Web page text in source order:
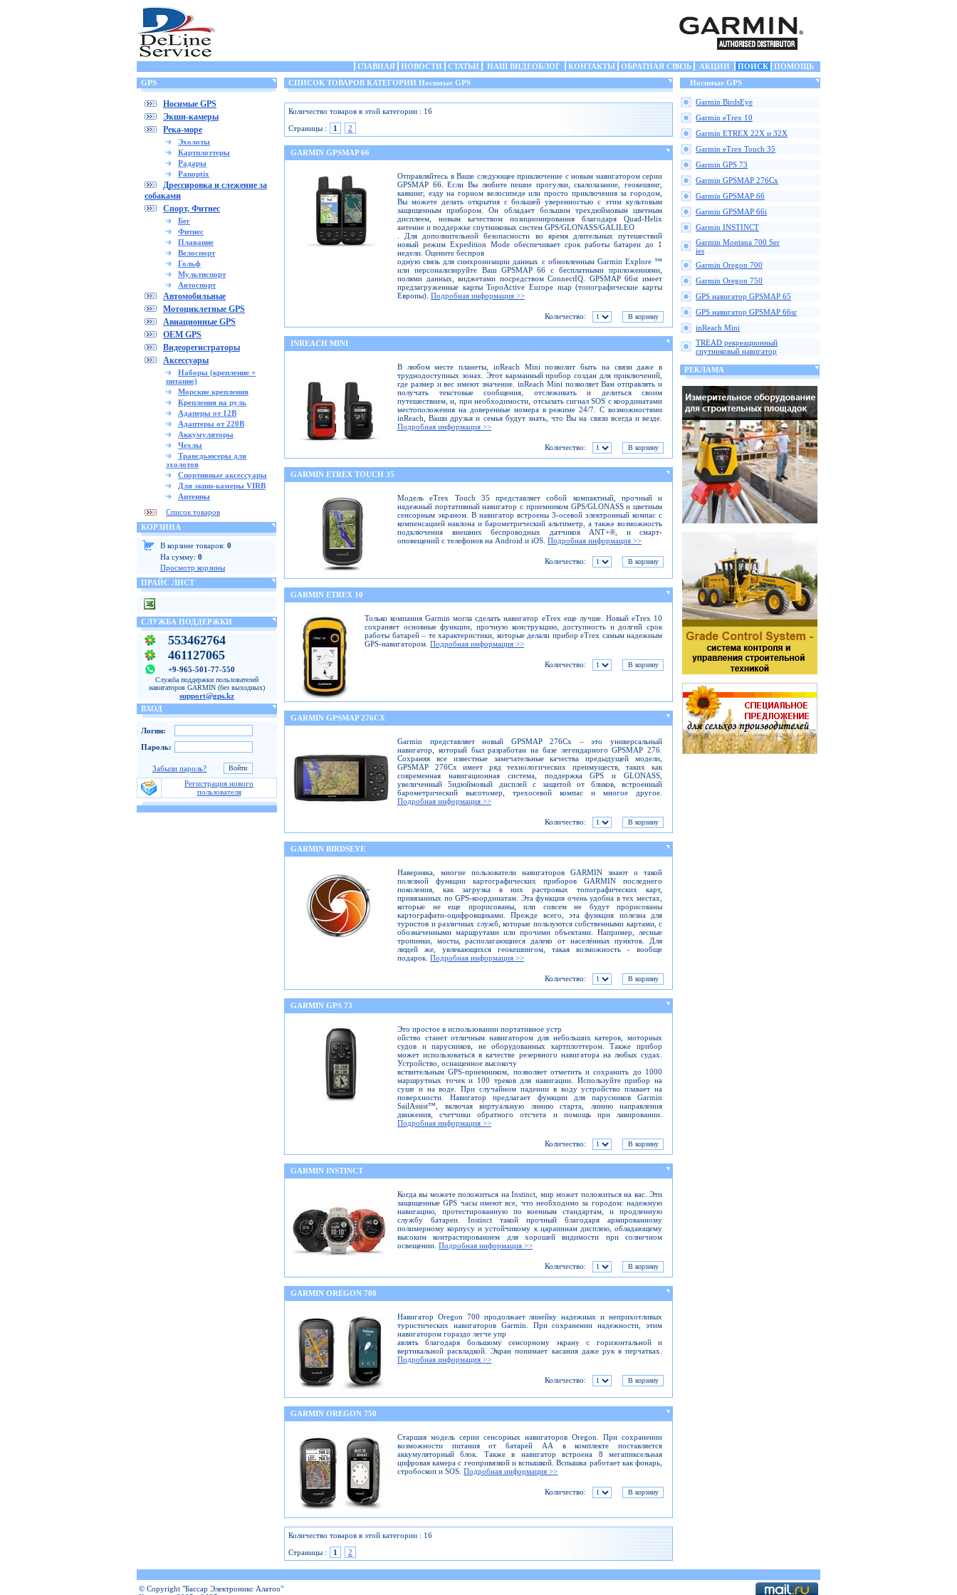
ГЛАВНАЯ НОВОСТИ СТАТЬИ НАШ ВИДЕОБЛОГ КОНТАКТЫ ОБРАТНАЯ СВЯЗЬ АКЦИИ ПОИСК
ПОМОЩЬ
GPS
Носимые GPS
Экшн-камеры
Река-море
Эхолоты
Картплоттеры
Радары
Panoptix
Дрессировка и слежение за
собаками
Спорт, Фитнес
Бег
Фитнес
Плавание
Велоспорт
Гольф
Мультиспорт
Автоспорт
Автомобильные
Мотоциклетные GPS
Авиационные GPS
OEM GPS
Видеорегистраторы
Аксессуары
Наборы (крепление +
питание)
Морские крепления
Крепления на руль
Адаперы от 12В
Адаптеры от 220В
Аккумуляторы
Чехлы
Трансдьюсеры для
эхолотов
Спортивные аксессуары
Для экшн-камеры VIRB
Антенны
Список товаров
КОРЗИНА
В корзине товаров: 0
На сумму: 0
Просмотр корзины
ПРАЙС ЛИСТ
СЛУЖБА ПОДДЕРЖКИ
553462764
461127065
+9-965-501-77-550
Служба поддержки пользователей
навигаторов GARMIN (без выходных)
support@gps.kz
ВХОД
Логин:
Пароль:
Забыли пароль?
Регистрация нового
пользователя
СПИСОК ТОВАРОВ КАТЕГОРИИ Носимые GPS
Количество товаров в этой категории : 16
Страницы :
1 2
GARMIN GPSMAP 66
Отправляйтесь в Ваше следующее приключение с новым навигатором серии
GPSMAP 66. Если Вы любите пешие прогулки, скалолазание, геокешинг,
каякинг, езду на горном велосипеде или просто приключения за городом,
Вы можете делать открытия с большей уверенностью с этим культовым
защищенным прибором. Он обладает большим трехдюймовым цветным
дисплеем, новым качеством позиционирования благодаря Quad-Helix
антенне и поддержке спутниковых систем GPS/GLONASS/GALILEO
. Для дополнительной безопасности во время длительных путешествий
новый режим Expedition Mode обеспечивает срок работы батареи до 1
недели. Оцените беспров
одную связь для синхронизации данных с обновленным Garmin Explore ™
или персонализируйте Ваш GPSMAP 66 с бесплатными приложениями,
полями данных, виджетами посредством ConnectIQ. GPSMAP 66st имеет
предзагруженные карты TopoActive Europe map (топографические карты
Европы). Подробная информация >>
Количество:
INREACH MINI
В любом месте планеты, inReach Mini позволит быть на связи даже в
труднодоступных зонах. Этот карманный прибор создан для приключений,
где размер и вес имеют значение. inReach Mini позволяет Вам отправлять и
получать текстовые сообщения, отслеживать и делиться своим
путешествием, и, при необходимости, отсылать сигнал SOS с координатами
местоположения на доверенные номера в режиме 24/7. С возможностями
inReach, Ваши друзья и семья будут знать, что Вы на связи всегда и везде.
Подробная информация >>
Количество:
GARMIN ETREX TOUCH 35
Модель eTrex Touch 35 представляет собой компактный, прочный и
надежный портативный навигатор с приемником GPS/GLONASS и цветным
сенсорным экраном. В навигатор встроены 3-осевой электронный компас с
компенсацией наклона и барометрический альтиметр, а также возможность
подключения внешних беспроводных датчиков ANT+®, и смарт-
оповещений с телефонов на Android и iOS. Подробная информация >>
Количество:
GARMIN ETREX 10
Только компания Garmin могла сделать навигатор eTrex еще лучше. Новый eTrex 10
сохраняет основные функции, прочную конструкцию, доступность и долгий срок
работы батарей – те характеристики, которые делали прибор eTrex самым надежным
GPS-навигатором. Подробная информация >>
Количество:
GARMIN GPSMAP 276CX
Garmin представляет новый GPSMAP 276Cx – это универсальный
навигатор, который был разработан на базе легендарного GPSMAP 276.
Сохраняя все известные замечательные качества предыдущей модели,
GPSMAP 276Cx имеет ряд технологических преимуществ, таких как
современная навигационная система, поддержка GPS и GLONASS,
увеличенный 5идюймовый дисплей с защитой от бликов, встроенный
барометрический высотомер, трехосевой компас и многое другое.
Подробная информация >>
Количество:
GARMIN BIRDSEYE
Наверняка, многие пользователи навигаторов GARMIN знают о такой
полезной функции картографических приборов GARMIN последнего
поколения, как загрузка в них растровых топографических карт,
привязанных по GPS-координатам. Эта функция очень удобна в тех местах,
которые не еще прорисованы, или совсем не будут прорисованы
картографати-оцифровщиками. Прежде всего, эта функция полезна для
туристов и различных служб, которые пользуются собственными картами, с
обозначенными маршрутами или прочими объектами. Например, лесные
тропинки, мосты, располагающиеся далеко от населённых пунктов. Для
людей же, увлекающихся геокешингом, такая возможность - вообще
подарок. Подробная информация >>
Количество:
GARMIN GPS 73
Это простое в использовании портативное устр
ойство станет отличным навигатором для небольших катеров, моторных
судов и парусников, не оборудованных картплоттером. Также прибор
может использоваться в качестве резервного навигатора на любых судах.
Устройство, оснащенное высокочу
вствительным GPS-приемником, позволяет отметить и сохранить до 1000
маршрутных точек и 100 треков для навигации. Используйте прибор на
суше и на воде. При случайном падении в воду устройство плавает на
поверхности. Навигатор предлагает функции для парусников Garmin
SailAssist™, включая виртуальную линию старта, линию направления
движения, счетчики обратного отсчета и помощь при лавировании.
Подробная информация >>
Количество:
GARMIN INSTINCT
Когда вы можете положиться на Instinct, мир может положиться на вас. Эти
защищенные GPS часы имеют все, что необходимо за городом: надежную
навигацию, протестированную по военным стандартам, и продленную
службу батареи. Instinct такой прочный благодаря армированному
полимерному корпусу и устойчивому к царапинам дисплею, обладающему
высоким контрастированием для хорошей видимости при солнечном
освещении. Подробная информация >>
Количество:
GARMIN OREGON 700
Навигатор Оregon 700 продолжает линейку надежных и неприхотливых
туристических навигаторов Garmin. При сохранении надежности, этим
навигатором гораздо легче упр
авлять благодаря большому сенсорному экрану с горизонтальной и
вертикальной раскладкой. Экран понимает касания даже рук в перчатках.
Подробная информация >>
Количество:
GARMIN OREGON 750
Старшая модель серии сенсорных навигаторов Oregon. При сохранении
возможности питания от батарей АА в комплекте поставляется
аккумуляторный блок. Также в навигатор встроена 8 мегапиксельная
цифровая камера с геопривязкой и вспышкой. Вспышка работает как фонарь,
стробоскоп и SOS. Подробная информация >>
Количество:
Количество товаров в этой категории : 16
Страницы :
1 2
Носимые GPS
Garmin BirdsEye
Garmin eTrex 10
Garmin ETREX 22X и 32X
Garmin eTrex Touch 35
Garmin GPS 73
Garmin GPSMAP 276Cx
Garmin GPSMAP 66
Garmin GPSMAP 66i
Garmin INSTINCT
Garmin Montana 700 Ser
ies
Garmin Oregon 700
Garmin Oregon 750
GPS навигатор GPSMAP 65
GPS навигатор GPSMAP 66sr
inReach Mini
TREAD рекреационный
спутниковый навигатор
РЕКЛАМА
© Copyright "Бассар Электроникс Алатоо"